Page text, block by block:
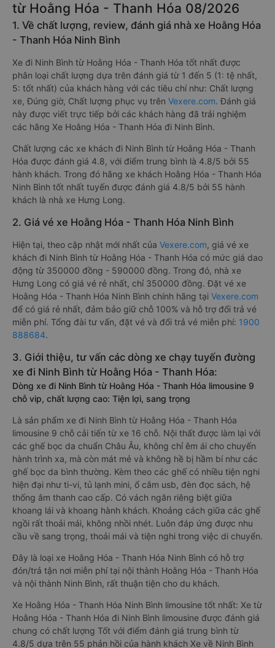
từ Hoằng Hóa - Thanh Hóa 08/2026
1. Về chất lượng, review, đánh giá nhà xe Hoằng Hóa
- Thanh Hóa Ninh Bình
Xe đi Ninh Bình từ Hoằng Hóa - Thanh Hóa tốt nhất được
phân loại chất lượng dựa trên đánh giá từ 1 đến 5 (1: tệ nhất,
5: tốt nhất) của khách hàng với các tiêu chí như: Chất lượng
xe, Đúng giờ, Chất lượng phục vụ trên Vexere.com. Đánh giá
này được viết trực tiếp bởi các khách hàng đã trải nghiệm
các hãng Xe Hoằng Hóa - Thanh Hóa đi Ninh Bình.
Chất lượng các xe khách đi Ninh Bình từ Hoằng Hóa - Thanh
Hóa được đánh giá 4.8, với điểm trung bình là 4.8/5 bởi 55
hành khách. Trong đó hãng xe khách Hoằng Hóa - Thanh Hóa
Ninh Bình tốt nhất tuyến được đánh giá 4.8/5 bởi 55 hành
khách là nhà xe Hưng Long.
2. Giá vé xe Hoằng Hóa - Thanh Hóa Ninh Bình
Hiện tại, theo cập nhật mới nhất của Vexere.com, giá vé xe
khách đi Ninh Bình từ Hoằng Hóa - Thanh Hóa có mức giá dao
động từ 350000 đồng - 590000 đồng. Trong đó, nhà xe
Hưng Long có giá vé rẻ nhất, chỉ 350000 đồng. Đặt vé xe
Hoằng Hóa - Thanh Hóa Ninh Bình chính hãng tại Vexere.com
để có giá rẻ nhất, đảm bảo giữ chỗ 100% và hỗ trợ đổi trả vé
miễn phí. Tổng đài tư vấn, đặt vé và đổi trả vé miễn phí: 1900
888684.
3. Giới thiệu, tư vấn các dòng xe chạy tuyến đường
xe đi Ninh Bình từ Hoằng Hóa - Thanh Hóa:
Dòng xe đi Ninh Bình từ Hoằng Hóa - Thanh Hóa limousine 9
chỗ vip, chất lượng cao: Tiện lợi, sang trọng
Là sản phẩm xe đi Ninh Bình từ Hoằng Hóa - Thanh Hóa
limousine 9 chỗ cải tiến từ xe 16 chỗ. Nội thất được làm lại với
các ghế bọc da chuẩn Châu Âu, không chỉ êm ái cho chuyến
hành trình xa, mà còn mát mẻ và không hề bị hầm bí như các
ghế bọc da bình thường. Kèm theo các ghế có nhiều tiện nghi
hiện đại như ti-vi, tủ lạnh mini, ổ cắm usb, đèn đọc sách, hệ
thống âm thanh cao cấp. Có vách ngăn riêng biệt giữa
khoang lái và khoang hành khách. Khoảng cách giữa các ghế
ngồi rất thoải mái, không nhồi nhét. Luôn đáp ứng được nhu
cầu về sang trọng, thoải mái và tiện nghi trong việc di chuyển.
Đây là loại xe Hoằng Hóa - Thanh Hóa Ninh Bình có hỗ trợ
đón/trả tận nơi miễn phí tại nội thành Hoằng Hóa - Thanh Hóa
và nội thành Ninh Bình, rất thuận tiện cho du khách.
Xe Hoằng Hóa - Thanh Hóa Ninh Bình limousine tốt nhất: Xe từ
Hoằng Hóa - Thanh Hóa đi Ninh Bình limousine được đánh giá
chung có chất lượng Tốt với điểm đánh giá trung bình từ
4.8/5 dựa trên 55 phản hồi của hành khách Xe về Ninh Bình